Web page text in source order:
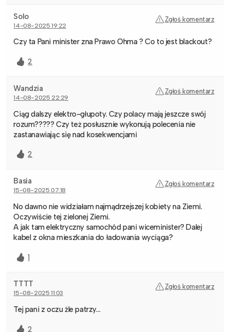
Solo
14-08-2025 19:22
Zgłoś komentarz
Czy ta Pani minister zna Prawo Ohma ? Co to jest blackout?
2
Wandzia
14-08-2025 22:29
Zgłoś komentarz
Ciąg dalszy elektro-głupoty. Czy polacy mają jeszcze swój
rozum????? Czy też posłusznie wykonują polecenia nie
zastanawiając się nad kosekwencjami
2
Basia
15-08-2025 07:18
Zgłoś komentarz
No dawno nie widziałam najmądrzejszej kobiety na Ziemi.
Oczywiście tej zielonej Ziemi.
A jak tam elektryczny samochód pani wiceminister? Dalej
kabel z okna mieszkania do ładowania wyciąga?
1
TTTT
15-08-2025 11:03
Zgłoś komentarz
Tej pani z oczu źle patrzy…
2